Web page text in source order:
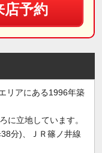
店予約
リアにある1996年築
に立地しています。
分)、ＪＲ篠ノ井線